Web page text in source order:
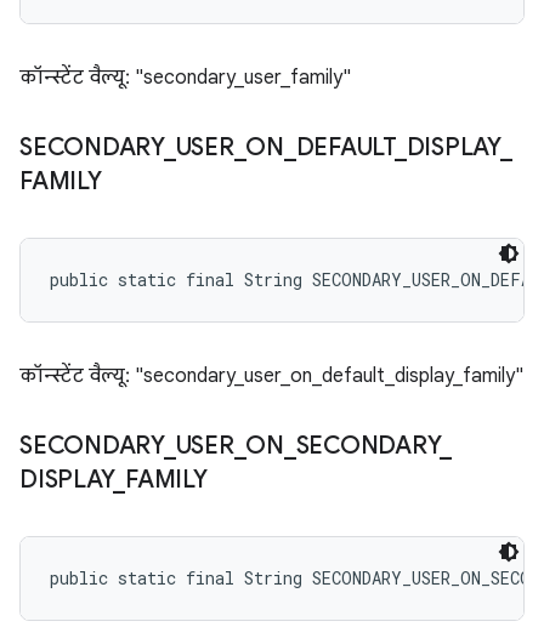
कॉन्स्टेंट वैल्यू: "secondary_user_family"
SECONDARY_ USER_ ON DEFAULT_ DISPLAY_
FAMILY
public static final String
कॉन्स्टेंट वैल्यू: "secondary_user_on_default_display_family"
SECONDARY_ USER_ ON SECONDARY_
DISPLAY_ FAMILY
public static final String